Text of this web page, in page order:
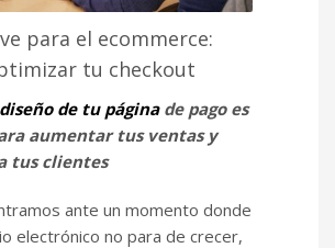
para el ecommerce:
tu checkout
diseño de tu páginade pago es
aumentar tus ventas y
tus clientes
ante un momento donde
electrónico no para de crecer,